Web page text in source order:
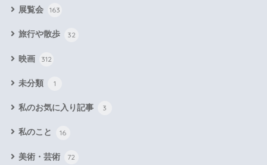
展覧会 163
旅行や散歩 32
映画 312
未分類 1
私のお気に入り記事 3
私のこと 16
美術・芸術 72